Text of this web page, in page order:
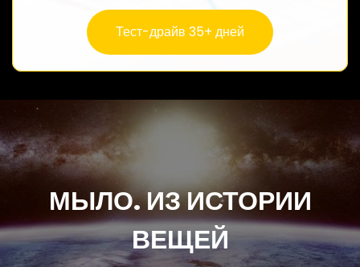
Тест-драйв 35+ дней
МЫЛО. ИЗ ИСТОРИИ
ВЕЩЕЙ